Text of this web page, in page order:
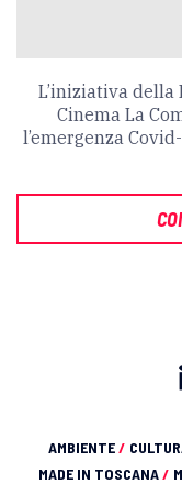
L’iniziativa
Cinema La
l’emergenza
AMBIENTE/
MADE IN TOSCANA/